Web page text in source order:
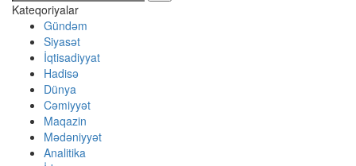
Kateqoriyalar
Gündəm
Siyasət
İqtisadiyyat
Hadisə
Dünya
Cəmiyyət
Maqazin
Mədəniyyət
Analitika